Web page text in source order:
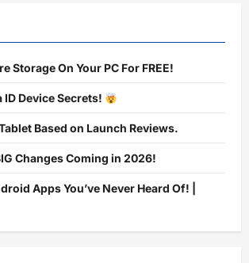
Storage On Your PC For FREE!
Device Secrets!
Based on Launch Reviews.
Changes Coming in 2026!
Apps You’ve Never Heard Of! |